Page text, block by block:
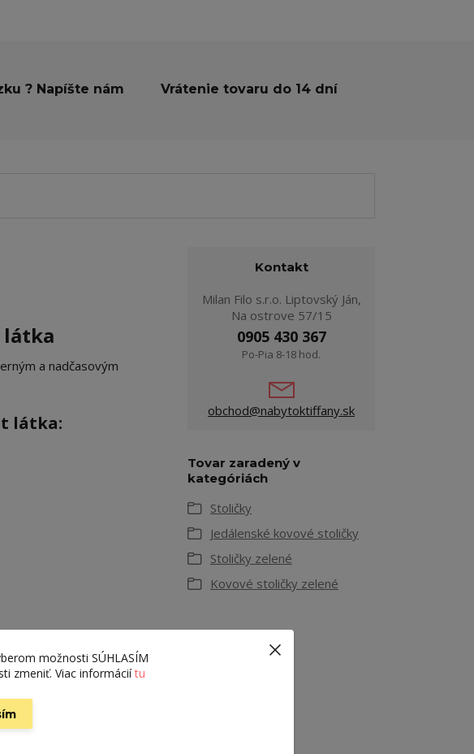
? Napíšte nám Vrátenie tovaru do 14 dní
látka
a nadčasovým
látka:
Kontakt
Milan Filo s.r.o. Liptovský Ján,
Na ostrove 57/15
0905 430 367
Po-Pia 8-18 hod.
obchod@nabytoktiffany.sk
Tovar zaradený v
kategóriách
Stoličky
Jedálenské kovové stoličky
Stoličky zelené
Kovové stoličky zelené
možnosti SÚHLASÍM
zmeniť. Viac informáciítu